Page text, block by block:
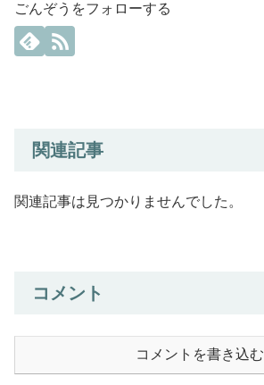
ごんぞうをフォローする
関連記事
関連記事は見つかりませんでした。
コメント
コメントを書き込む